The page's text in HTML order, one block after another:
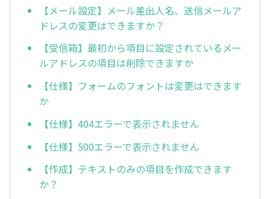
【メール設定】メール差出人名、送信メールア
ドレスの変更はできますか？
【受信箱】最初から項目に設定されているメー
ルアドレスの項目は削除できますか
【仕様】フォームのフォントは変更はできます
か
【仕様】404エラーで表示されません
【仕様】500エラーで表示されません
【作成】テキストのみの項目を作成できます
か？